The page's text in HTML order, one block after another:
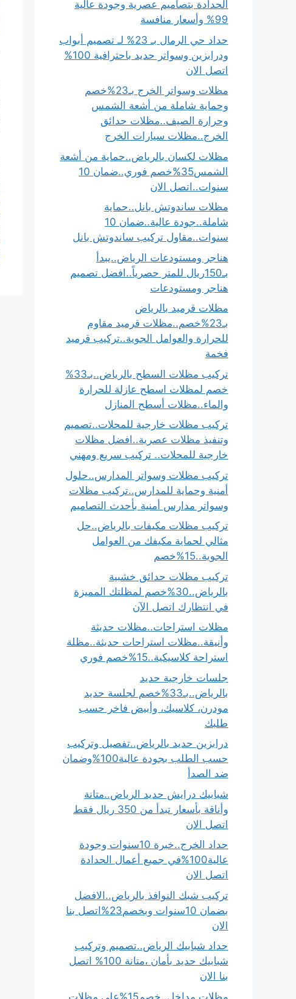
الحدادة بتصاميم عصرية وجودة عالية
99% وأسعار منافسة
حداد حي الرمال بـ 23% لـ تصميم أبواب
ودرابزين وسواتر حديد باحترافية 100%
اتصل الان
مظلات وسواتر الخرج بـ23%خصم
وحماية شاملة من أشعة الشمس
وحرارة الصيف..مظلات حدائق
الخرج..مظلات سيارات الخرج
مظلات لكسان بالرياض..حماية من أشعة
الشمس35%خصم فوري..ضمان 10
سنوات..اتصل الان
مظلات ساندوتش بانل..حماية
شاملة..جودة عالية..ضمان 10
سنوات..مقاول تركيب ساندوتش بانل
هناجر ومستودعات الرياض..يبدأ
بـ150ريال للمتر حصرياً..افضل تصميم
هناجر ومستودعات
مظلات قرميد بالرياض
بـ23%خصم..مظلات قرميد مقاوم
للحرارة والعوامل الجوية..تركيب قرميد
فخمة
تركيب مظلات السطح بالرياض..بـ33%
خصم لمظلات اسطح عازلة للحرارة
والماء..مظلات أسطح المنازل
تركيب مظلات خارجية للمحلات..تصميم
وتنفيذ مظلات عصرية..افضل مظلات
خارجية للمحلات.. تركيب سريع ومهني
تركيب مظلات وسواتر المدارس..حلول
أمنية وحماية للمدارس..تركيب مظلات
وسواتر مدارس أمنية بأحدث التصاميم
تركيب مظلات مكيفات بالرياض..حل
مثالي لحماية مكيفك من العوامل
الجوية..15%خصم
تركيب مظلات حدائق خشبية
بالرياض..30%خصم لمظلتك المميزة
في انتظارك اتصل الآن
مظلات استراحات..مظلات حديثة
وأنيقة..مظلات استراحات حديثة..مظلة
استراحة كلاسيكية..15%خصم فوري
جلسات خارجية حديد
بالرياض..بـ33%خصم لجلسة حديد
مودرن، كلاسيك، وأبيض فاخر حسب
طلبك
درابزين حديد بالرياض..تفصيل وتركيب
حسب الطلب بجودة عالية100%وضمان
ضد الصدأ
شبابيك درايش حديد الرياض..متانة
وأناقة بأسعار تبدأ من 350 ريال فقط
اتصل الان
حداد الخرج..خبرة 10سنوات وجودة
عالية100%في جميع أعمال الحدادة
اتصل الان
تركيب شبك النوافذ بالرياض..الافضل
بضمان 10سنوات وبخصم23%اتصل بنا
الان
حداد شبابيك الرياض..تصميم وتركيب
شبابيك حديد بأمان ،متانة 100% اتصل
بنا الان
مظلات مداخل..خصم15%على مظلات